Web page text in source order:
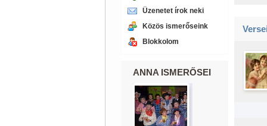
Üzenetet írok neki
Közös ismerőseink
Blokkolom
ANNA ISMERŐSEI